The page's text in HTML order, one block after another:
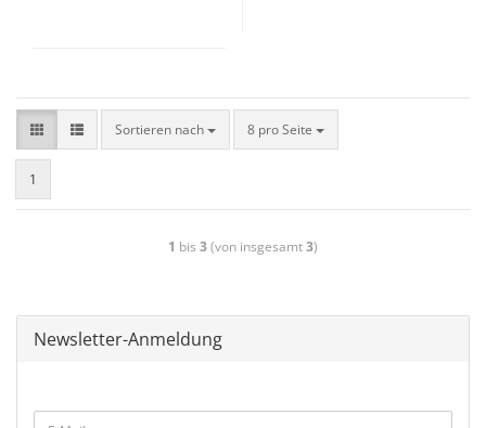
Sortieren nach 8 pro Seite
1
1 bis 3(von insgesamt3)
Newsletter-Anmeldung